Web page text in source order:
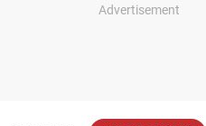
Advertisement